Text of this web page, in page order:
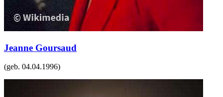
Jeanne Goursaud
(geb. 04.04.1996)